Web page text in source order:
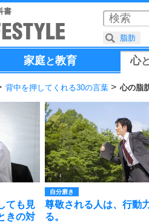
書
家庭と教育 心
背中を押してくれる30の言葉 心の脂
ても見
きの対
自分磨き
尊敬される人は、行動
る。
脂肪